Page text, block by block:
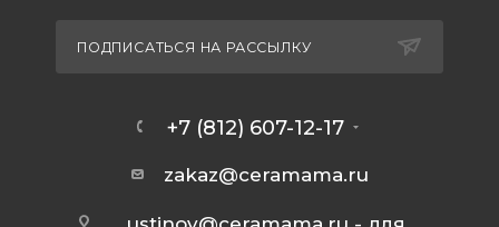
ПОДПИСАТЬСЯ НА РАССЫЛКУ
+7 (812) 607-12-17
zakaz@ceramama.ru